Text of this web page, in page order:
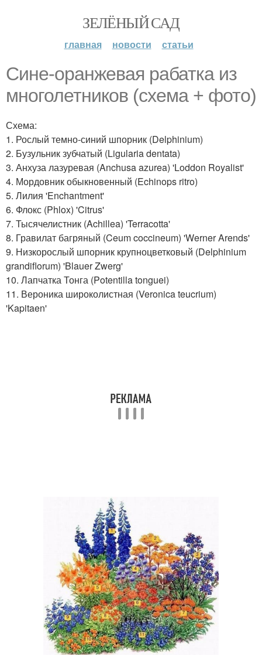
ЗЕЛЁНЫЙ САД
главная новости статьи
Сине-оранжевая рабатка из
многолетников (схема + фото)
Схема:
1. Рослый темно-синий шпорник (Delphinium)
2. Бузульник зубчатый (Ligularia dentata)
3. Анхуза лазуревая (Anchusa azurea) 'Loddon Royalist'
4. Мордовник обыкновенный (Echinops ritro)
5. Лилия 'Enchantment'
6. Флокс (Phlox) 'Citrus'
7. Тысячелистник (Achillea) 'Terracotta'
8. Гравилат багряный (Ceum coccineum) 'Werner Arends'
9. Низкорослый шпорник крупноцветковый (Delphinium
grandiflorum) 'Blauer Zwerg'
10. Лапчатка Тонга (Potentilla tonguei)
11. Вероника широколистная (Veronica teucrium)
'Kapitaen'